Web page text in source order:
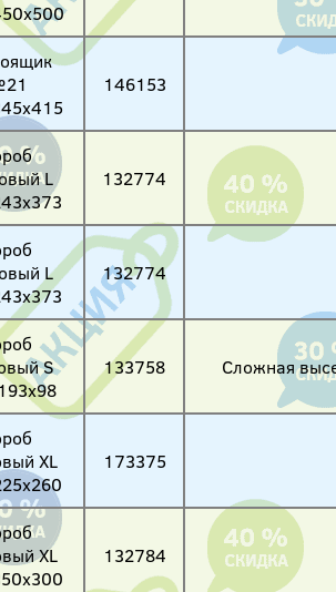
146153
L
132774
L
132774
S
133758 Сложная
XL
173375
XL
132784